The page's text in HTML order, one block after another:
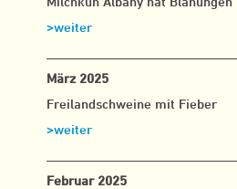
>weiter
März 2025
Freilandschweine mit Fieber
>weiter
Februar 2025